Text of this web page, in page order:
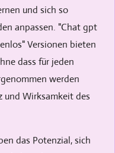
und sich so
anpassen. "Chat gpt
Versionen bieten
dass für jeden
werden
und Wirksamkeit des
das Potenzial, sich